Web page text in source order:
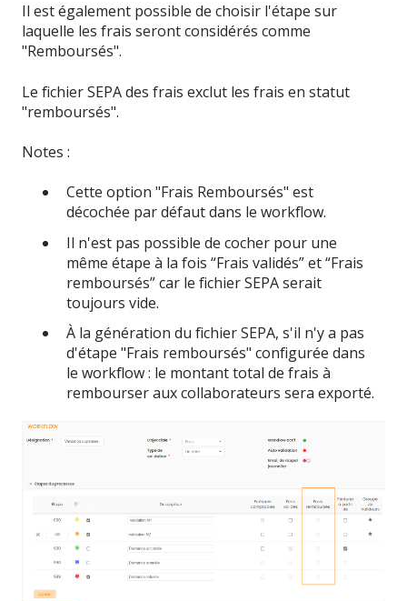
Il est également possible de choisir l'étape sur
laquelle les frais seront considérés comme
"Remboursés".
Le fichier SEPA des frais exclut les frais en statut
"remboursés".
Notes :
Cette option "Frais Remboursés" est
décochée par défaut dans le workflow.
Il n'est pas possible de cocher pour une
même étape à la fois “Frais validés” et “Frais
remboursés” car le fichier SEPA serait
toujours vide.
À la génération du fichier SEPA, s'il n'y a pas
d'étape "Frais remboursés" configurée dans
le workflow : le montant total de frais à
rembourser aux collaborateurs sera exporté.